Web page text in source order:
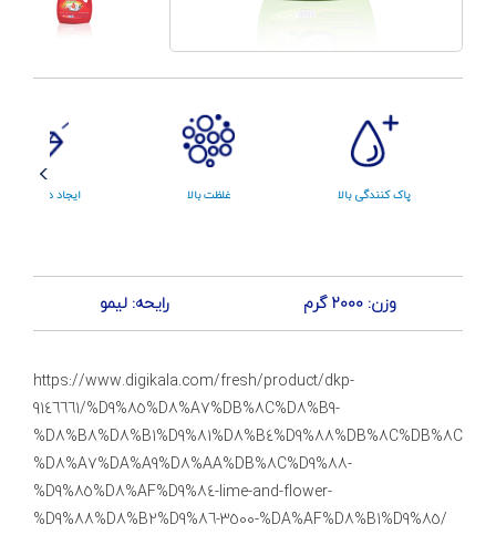
پاک کنندگی بالا غلظت بالا
ایجاد درخشندگی
وزن: 2000 گرم رایحه: لیمو
https://www.digikala.com/fresh/product/dkp-
9146661/%D9%85%D8%A7%DB%8C%D8%B9-
%D8%B8%D8%B1%D9%81%D8%B4%D9%88%DB%8C%DB%8C-
%D8%A7%DA%A9%D8%AA%DB%8C%D9%88-
%D9%85%D8%AF%D9%84-lime-and-flower-
%D9%88%D8%B2%D9%86-3500-%DA%AF%D8%B1%D9%85/